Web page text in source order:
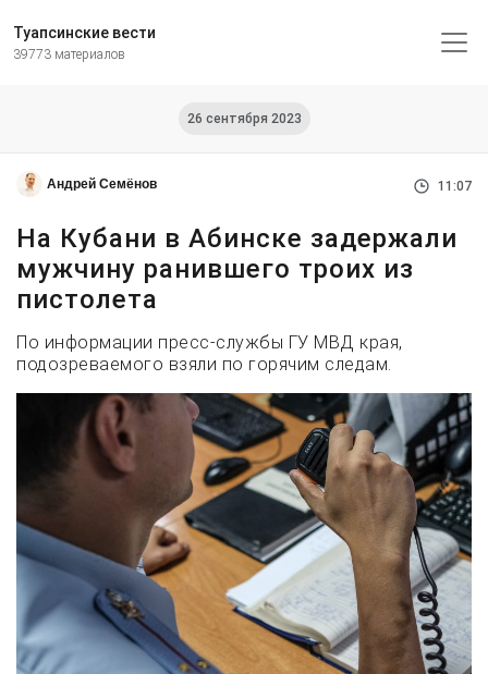
Туапсинские вести
39773 материалов
26 сентября 2023
Андрей Семёнов 11:07
На Кубани в Абинске задержали
мужчину ранившего троих из
пистолета
По информации пресс-службы ГУ МВД края,
подозреваемого взяли по горячим следам.